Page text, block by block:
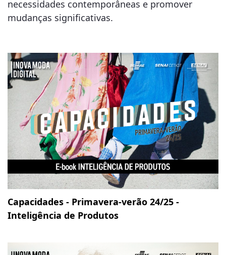
necessidades contemporâneas e promover
mudanças significativas.
Capacidades - Primavera-verão 24/25 -
Inteligência de Produtos